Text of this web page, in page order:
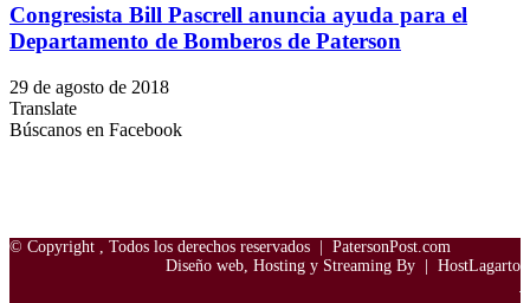
Congresista Bill Pascrell anuncia ayuda para el
Departamento de Bomberos de Paterson
29 de agosto de 2018
Translate
Búscanos en Facebook
© Copyright , Todos los derechos reservados | PatersonPost.com
Diseño web, Hosting y Streaming By | HostLagarto